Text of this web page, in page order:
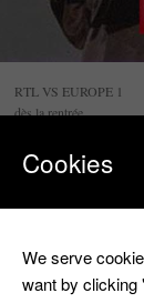
RTL VS EUROPE 1
dès la rentrée.
Ruquier avait
15 ans de
sur RTL
noms
Cookies
We serve
want by clicking